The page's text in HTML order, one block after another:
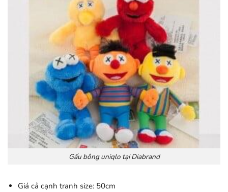
Gấu bông uniqlo tại Diabrand
Giá cả cạnh tranh size: 50cm